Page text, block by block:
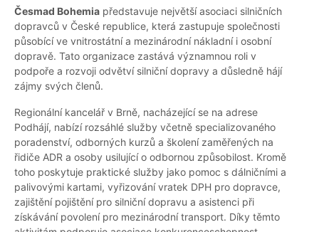
Česmad Bohemia představuje největší asociaci silničních
dopravců v České republice, která zastupuje společnosti
působící ve vnitrostátní a mezinárodní nákladní i osobní
dopravě. Tato organizace zastává významnou roli v
podpoře a rozvoji odvětví silniční dopravy a důsledně hájí
zájmy svých členů.
Regionální kancelář v Brně, nacházející se na adrese
Podhájí, nabízí rozsáhlé služby včetně specializovaného
poradenství, odborných kurzů a školení zaměřených na
řidiče ADR a osoby usilující o odbornou způsobilost. Kromě
toho poskytuje praktické služby jako pomoc s dálničními a
palivovými kartami, vyřizování vratek DPH pro dopravce,
zajištění pojištění pro silniční dopravu a asistenci při
získávání povolení pro mezinárodní transport. Díky těmto